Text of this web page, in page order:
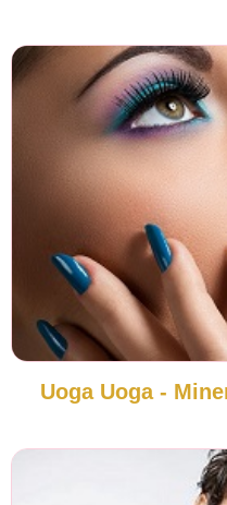
Uoga Uoga -